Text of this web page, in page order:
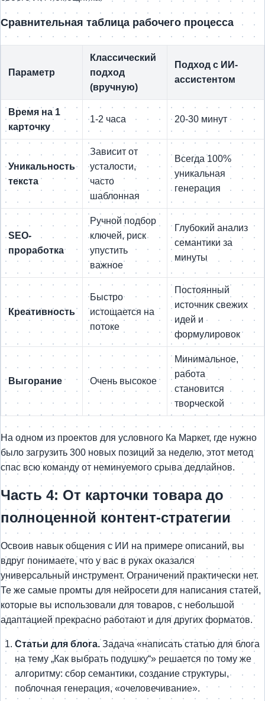
Сравнительная таблица рабочего процесса
Параметр
Классический
подход
(вручную)
Подход с ИИ-
ассистентом
Время на 1
карточку
1-2 часа 20-30 минут
Уникальность
текста
Зависит от
усталости,
часто
шаблонная
Всегда 100%
уникальная
генерация
SEO-
проработка
Ручной подбор
ключей, риск
упустить
важное
Глубокий анализ
семантики за
минуты
Креативность
Быстро
истощается на
потоке
Постоянный
источник свежих
идей и
формулировок
Выгорание Очень высокое
Минимальное,
работа
становится
творческой
На одном из проектов для условного Ка Маркет, где нужно
было загрузить 300 новых позиций за неделю, этот метод
спас всю команду от неминуемого срыва дедлайнов.
Часть 4: От карточки товара до
полноценной контент-стратегии
Освоив навык общения с ИИ на примере описаний, вы
вдруг понимаете, что у вас в руках оказался
универсальный инструмент. Ограничений практически нет.
Те же самые промты для нейросети для написания статей,
которые вы использовали для товаров, с небольшой
адаптацией прекрасно работают и для других форматов.
Статьи для блога. Задача «написать статью для блога
на тему „Как выбрать подушку“» решается по тому же
алгоритму: сбор семантики, создание структуры,
поблочная генерация, «очеловечивание».